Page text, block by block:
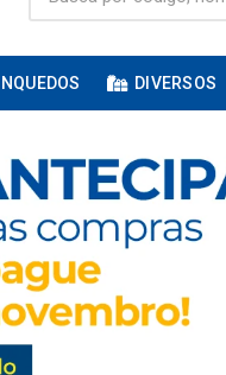
DIVERSOS